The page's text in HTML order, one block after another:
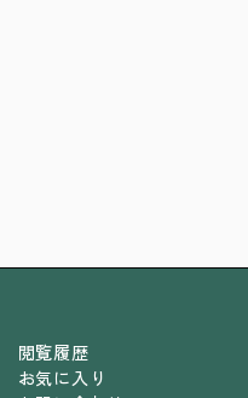
閲覧履歴
お気に入り